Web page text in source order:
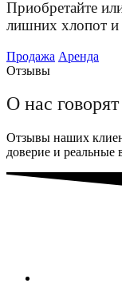
Приобретайте
лишних хлопот
Продажа Аренда
Отзывы
О нас
Отзывы наших
доверие и реальные